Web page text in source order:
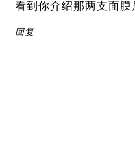
看到你介绍那两支面膜
回复